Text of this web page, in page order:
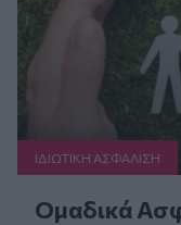
ΙΔΙΩΤΙΚΗ ΑΣΦAΛΙΣΗ
Ομαδικά